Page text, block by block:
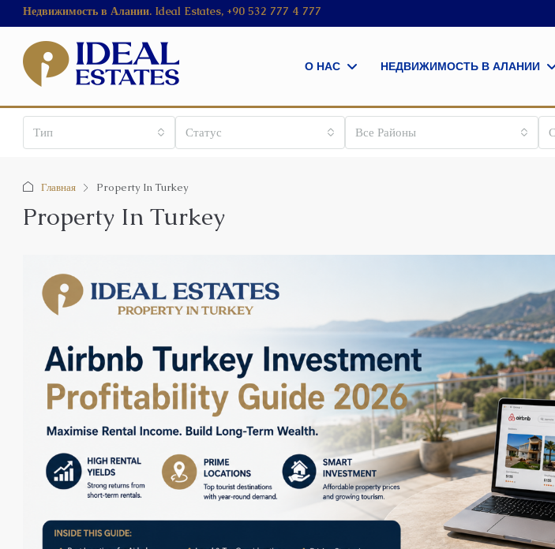
Недвижимость в Алании. Ideal Estates, +90 532 777 4 777
О НАС НЕДВИЖИМОСТЬ В АЛАНИИ
Тип Статус Все Районы
Главная Property In Turkey
Property In Turkey